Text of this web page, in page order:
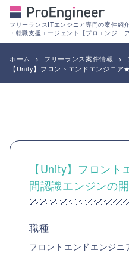
フリーランスITエンジニア専門の案件紹介
・転職支援エージェント【プロエンジニア
ホーム > フリーランス案件情報 >
【Unity】フロントエンドエンジニ
【Unity】フロン
間認識エンジンの
職種
フロントエンドエンジニ